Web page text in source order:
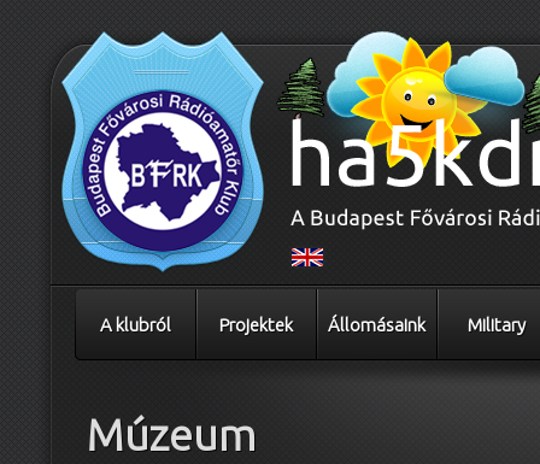
A klubról Projektek Állomásaink Military
Múzeum